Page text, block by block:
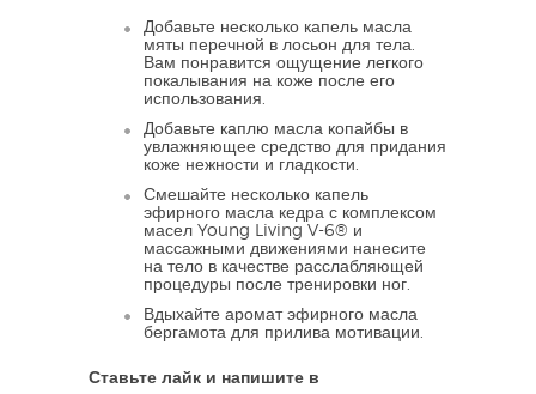
Добавьте несколько капель масла
мяты перечной в лосьон для тела.
Вам понравится ощущение легкого
покалывания на коже после его
использования.
Добавьте каплю масла копайбы в
увлажняющее средство для придания
коже нежности и гладкости.
Смешайте несколько капель
эфирного масла кедра с комплексом
масел Young Living V-6® и
массажными движениями нанесите
на тело в качестве расслабляющей
процедуры после тренировки ног.
Вдыхайте аромат эфирного масла
бергамота для прилива мотивации.
Ставьте лайк и напишите в